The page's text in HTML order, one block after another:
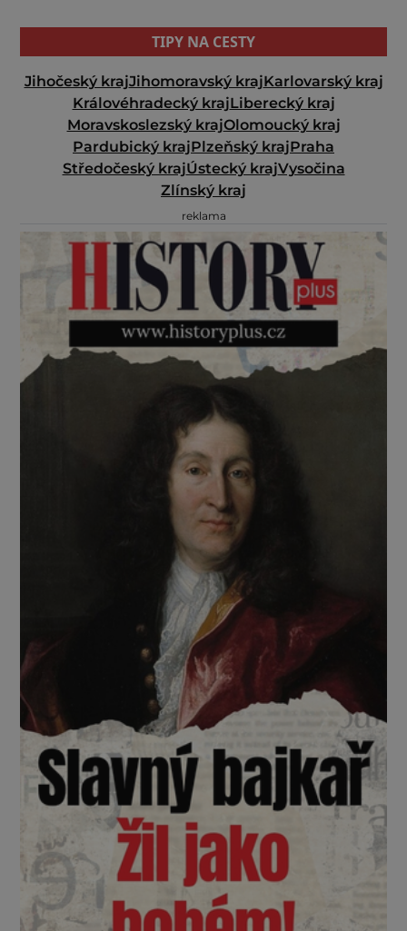
TIPY NA CESTY
Jihočeský krajJihomoravský krajKarlovarský kraj
Královéhradecký krajLiberecký kraj
Moravskoslezský krajOlomoucký kraj
Pardubický krajPlzeňský krajPraha
Středočeský krajÚstecký krajVysočina
Zlínský kraj
reklama